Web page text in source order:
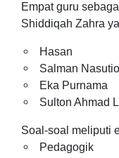
Empat guru
Shiddiqah Zahra
Hasan
Salman
Eka Purnama
Sulton Ahmad
Soal-soal meliputi
Pedagogik